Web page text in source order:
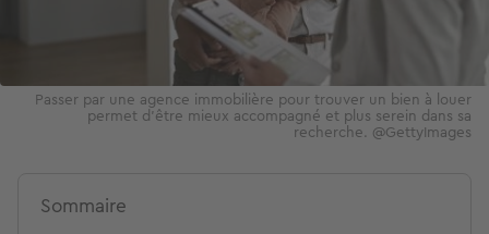
Passer par une agence immobilière pour trouver un bien à louer
permet d'être mieux accompagné et plus serein dans sa
recherche. @GettyImages
Sommaire